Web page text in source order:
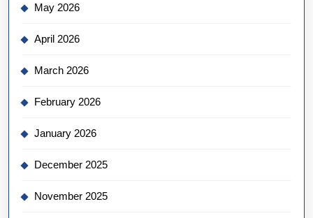
May 2026
April 2026
March 2026
February 2026
January 2026
December 2025
November 2025